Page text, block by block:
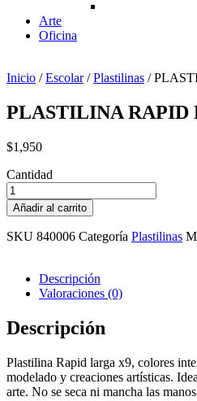
Arte
Oficina
Inicio /Escolar/Plastilinas /
PLASTILINA RAPID
$1,950
Cantidad
PLASTILINA
RAPID
LARGA
X9
Añadir al carrito
SKU 840006 Categoría Plastilinas
Descripción
Valoraciones (0)
Descripción
Plastilina Rapid larga x9, colores
modelado y creaciones artísticas.
arte. No se seca ni mancha las